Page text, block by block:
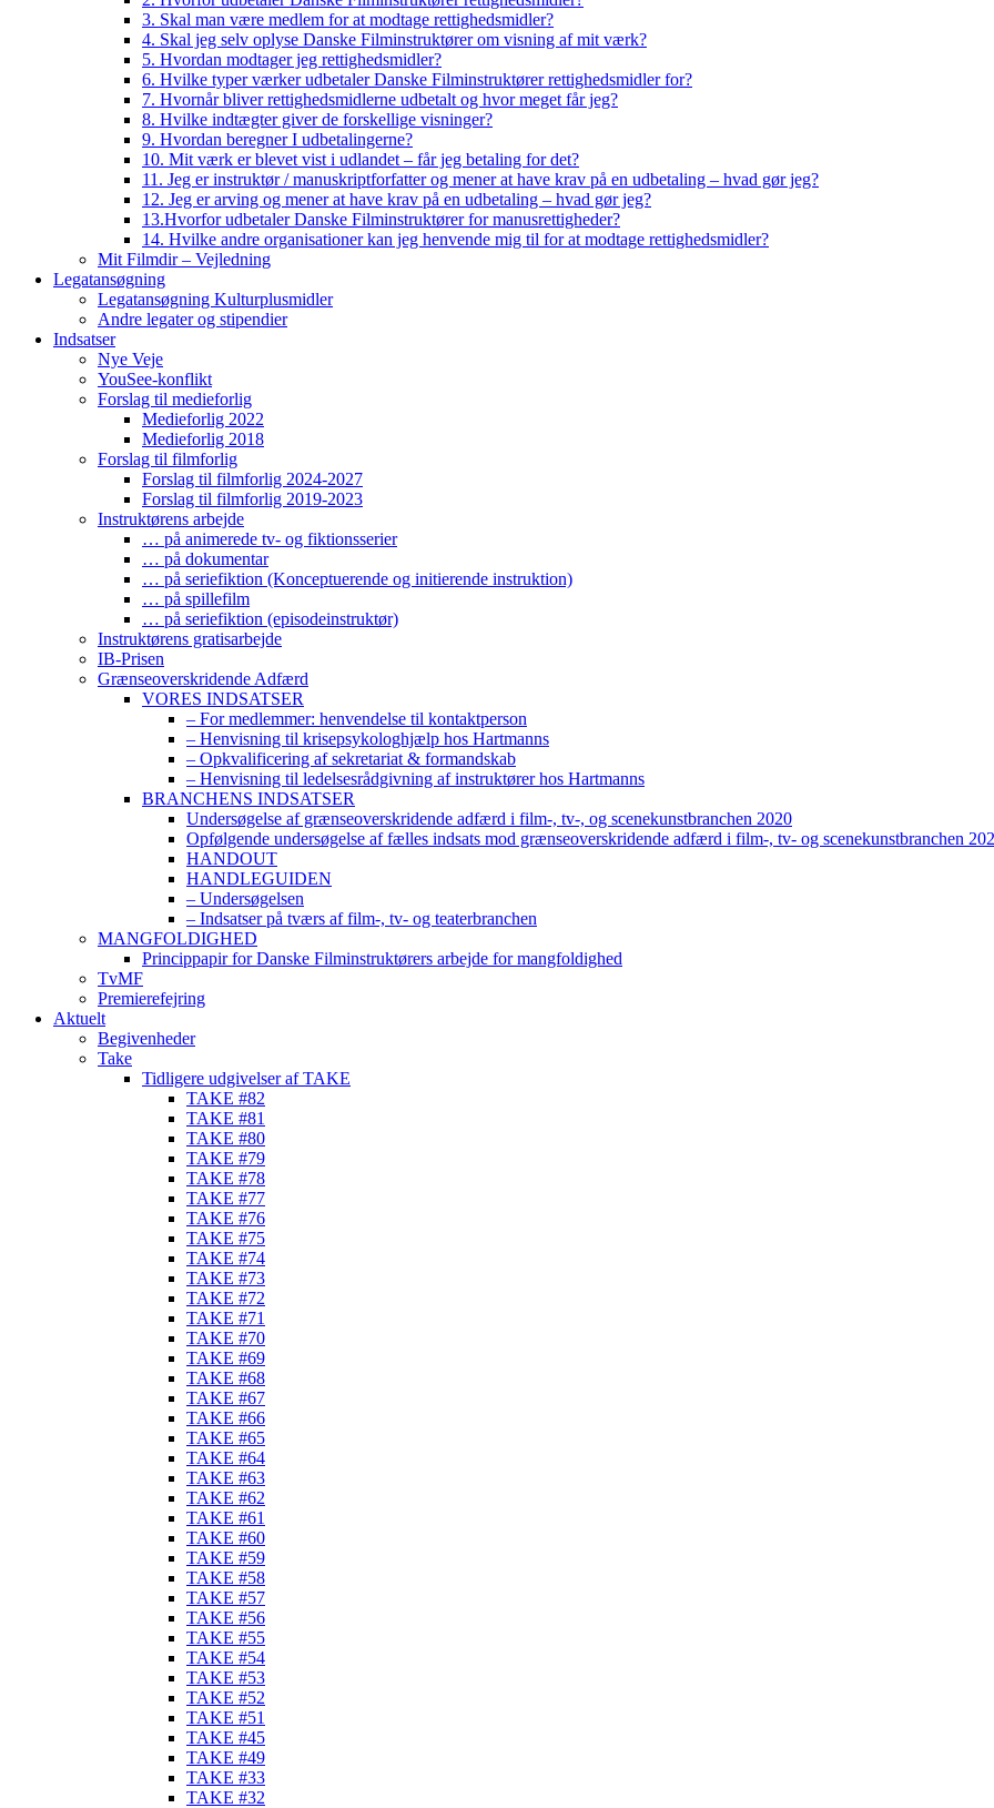
3. Skal man være medlem for at modtage rettighedsmidler?
4. Skal jeg selv oplyse Danske Filminstruktører om visning af mit værk?
5. Hvordan modtager jeg rettighedsmidler?
6. Hvilke typer værker udbetaler Danske Filminstruktører rettighedsmidler for?
7. Hvornår bliver rettighedsmidlerne udbetalt og hvor meget får jeg?
8. Hvilke indtægter giver de forskellige visninger?
9. Hvordan beregner I udbetalingerne?
10. Mit værk er blevet vist i udlandet – får jeg betaling for det?
11. Jeg er instruktør / manuskriptforfatter og mener at have krav på en udbetaling – hvad gør jeg?
12. Jeg er arving og mener at have krav på en udbetaling – hvad gør jeg?
13.Hvorfor udbetaler Danske Filminstruktører for manusrettigheder?
14. Hvilke andre organisationer kan jeg henvende mig til for at modtage rettighedsmidler?
Mit Filmdir – Vejledning
Legatansøgning
Legatansøgning Kulturplusmidler
Andre legater og stipendier
Indsatser
Nye Veje
YouSee-konflikt
Forslag til medieforlig
Medieforlig 2022
Medieforlig 2018
Forslag til filmforlig
Forslag til filmforlig 2024-2027
Forslag til filmforlig 2019-2023
Instruktørens arbejde
… på animerede tv- og fiktionsserier
… på dokumentar
… på seriefiktion (Konceptuerende og initierende instruktion)
… på spillefilm
… på seriefiktion (episodeinstruktør)
Instruktørens gratisarbejde
IB-Prisen
Grænseoverskridende Adfærd
VORES INDSATSER
– For medlemmer: henvendelse til kontaktperson
– Henvisning til krisepsykologhjælp hos Hartmanns
– Opkvalificering af sekretariat & formandskab
– Henvisning til ledelsesrådgivning af instruktører hos Hartmanns
BRANCHENS INDSATSER
Undersøgelse af grænseoverskridende adfærd i film-, tv-, og scenekunstbranchen 2020
Opfølgende undersøgelse af fælles indsats mod grænseoverskridende adfærd i film-, tv- og scenekunstbranchen
HANDOUT
HANDLEGUIDEN
– Undersøgelsen
– Indsatser på tværs af film-, tv- og teaterbranchen
MANGFOLDIGHED
Princippapir for Danske Filminstruktørers arbejde for mangfoldighed
TvMF
Premierefejring
Aktuelt
Begivenheder
Take
Tidligere udgivelser af TAKE
TAKE #82
TAKE #81
TAKE #80
TAKE #79
TAKE #78
TAKE #77
TAKE #76
TAKE #75
TAKE #74
TAKE #73
TAKE #72
TAKE #71
TAKE #70
TAKE #69
TAKE #68
TAKE #67
TAKE #66
TAKE #65
TAKE #64
TAKE #63
TAKE #62
TAKE #61
TAKE #60
TAKE #59
TAKE #58
TAKE #57
TAKE #56
TAKE #55
TAKE #54
TAKE #53
TAKE #52
TAKE #51
TAKE #45
TAKE #49
TAKE #33
TAKE #32